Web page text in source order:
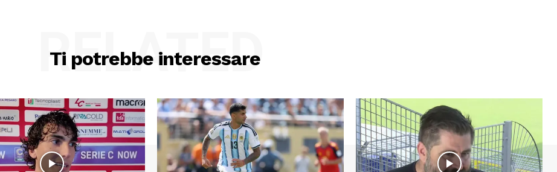
Ti potrebbe interessare
RELATED